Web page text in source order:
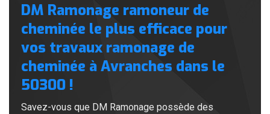
DM Ramonage ramoneur de
cheminée le plus efficace pour
vos travaux ramonage de
cheminée à Avranches dans le
50300 !
Savez-vous que DM Ramonage possède des